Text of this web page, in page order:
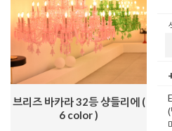
브리즈 바카라 32등 샹들리에 (
6 color )